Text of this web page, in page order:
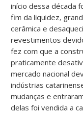
início dessa década
fim da liquidez,
cerâmica e
revestimentos
fez com que a
praticamente
mercado nacional
indústrias
mudanças e
delas foi vendida a